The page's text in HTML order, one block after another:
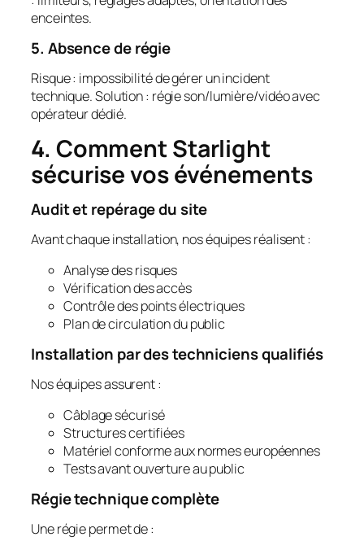
enceintes.
5. Absence de régie
Risque : impossibilité de gérer un incident
technique. Solution : régie son/lumière/vidéo avec
opérateur dédié.
4. Comment Starlight
sécurise vos événements
Audit et repérage du site
Avant chaque installation, nos équipes réalisent :
Analyse des risques
Vérification des accès
Contrôle des points électriques
Plan de circulation du public
Installation par des techniciens qualifiés
Nos équipes assurent :
Câblage sécurisé
Structures certifiées
Matériel conforme aux normes européennes
Tests avant ouverture au public
Régie technique complète
Une régie permet de :